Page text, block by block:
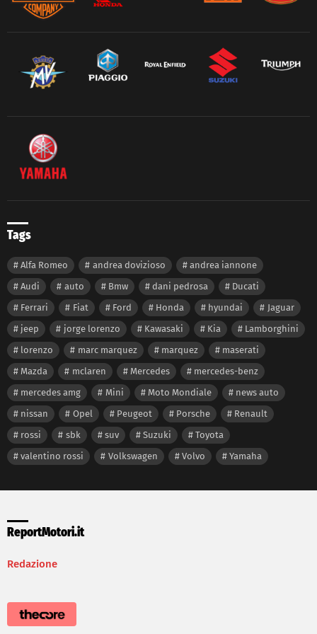
Tags
Alfa Romeo andrea dovizioso
andrea iannone
Audi
auto Bmw dani pedrosa
Ducati
Ferrari
Fiat Ford Honda hyundai
Jaguar
jeep
jorge lorenzo Kawasaki Kia
Lamborghini
lorenzo
marc marquez marquez
maserati
Mazda
mclaren Mercedes
mercedes-benz
mercedes amg
Mini Moto Mondiale
news auto
nissan
Opel Peugeot Porsche
Renault
rossi
sbk suv Suzuki
Toyota
valentino rossi
Volkswagen Volvo Yamaha
ReportMotori.it
Redazione